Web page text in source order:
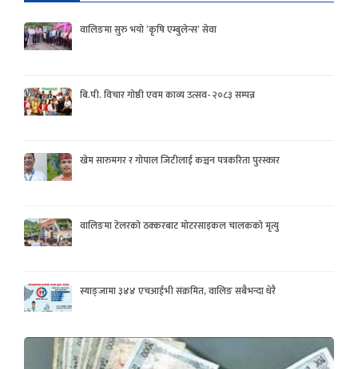
वालिङमा सुरु भयो ‘कृषि एम्बुलेन्स’ सेवा
बि.पी. विचार गोष्ठी एवम काव्य उत्सव- २०८३ सम्पन्न
खेम सारुमगर र गोपाल जिटीलाई कञ्चन पत्रकरिता पुरस्कार
वालिङमा टेलरको ठक्करबाट मोटरसाइकल चालकको मृत्यु
स्याङ्जामा ३४४ एचआईभी संक्रमित, वालिङ सबैभन्दा धेरै